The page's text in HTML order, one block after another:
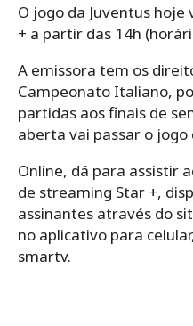
O jogo da Juventus hoje
+ a partir das 14h
A emissora tem os
Campeonato Italiano,
partidas aos finais de
aberta vai passar o jogo
Online, dá para assistir
de streaming Star +,
assinantes através do
no aplicativo para
smartv.